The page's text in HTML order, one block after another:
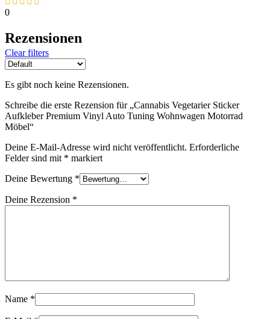
0
Rezensionen
Clear filters
Es gibt noch keine Rezensionen.
Schreibe die erste Rezension für „Cannabis Vegetarier Sticker
Aufkleber Premium Vinyl Auto Tuning Wohnwagen Motorrad
Möbel“
Deine E-Mail-Adresse wird nicht veröffentlicht. Erforderliche
Felder sind mit * markiert
Deine Bewertung *
Deine Rezension *
Name *